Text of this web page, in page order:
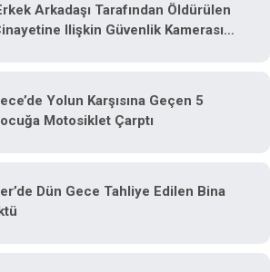
Arkadaşı Tarafından Öldürülen
Ilişkin Güvenlik Kamerası
Yolun Karşısına Geçen 5
Motosiklet Çarptı
Dün Gece Tahliye Edilen Bina